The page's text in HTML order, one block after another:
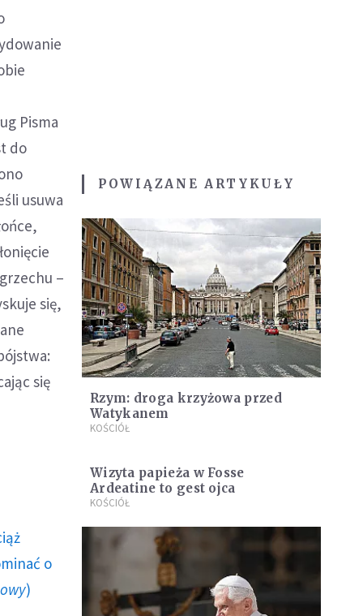
Pisma
do
usuwa
–
się,
się
o
)
POWIĄZANE ARTYKUŁY
Rzym: droga krzyżowa przed
Watykanem
KOŚCIÓŁ
Wizyta papieża w Fosse
Ardeatine to gest ojca
KOŚCIÓŁ